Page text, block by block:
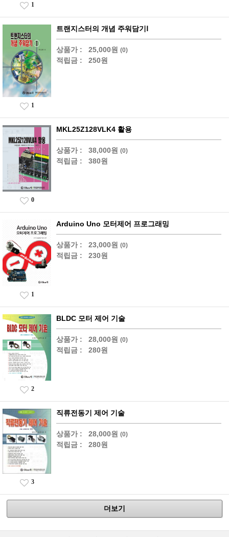
1
트랜지스터의 개념 주워담기Ⅰ
상품가 : 25,000원 (0)
적립금 : 250원
1
MKL25Z128VLK4 활용
상품가 : 38,000원 (0)
적립금 : 380원
0
Arduino Uno 모터제어 프로그래밍
상품가 : 23,000원 (0)
적립금 : 230원
1
BLDC 모터 제어 기술
상품가 : 28,000원 (0)
적립금 : 280원
2
직류전동기 제어 기술
상품가 : 28,000원 (0)
적립금 : 280원
3
더보기